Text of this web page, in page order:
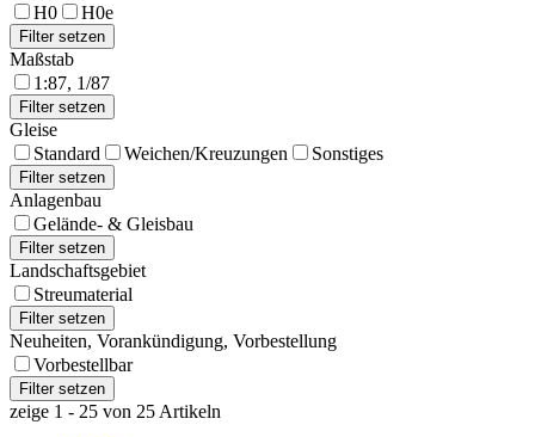
H0
H0e
Maßstab
1:87, 1/87
Gleise
Standard
Weichen/Kreuzungen Sonstiges
Anlagenbau
Gelände- & Gleisbau
Landschaftsgebiet
Streumaterial
Neuheiten, Vorankündigung, Vorbestellung
Vorbestellbar
zeige 1 - 25 von 25 Artikeln